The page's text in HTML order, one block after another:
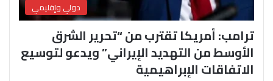
دولي وإقليمي
ترامب: أمريكا تقترب من “تحرير الشرق
الأوسط من التهديد الإيراني” ويدعو لتوسيع
الاتفاقات الإبراهيمية